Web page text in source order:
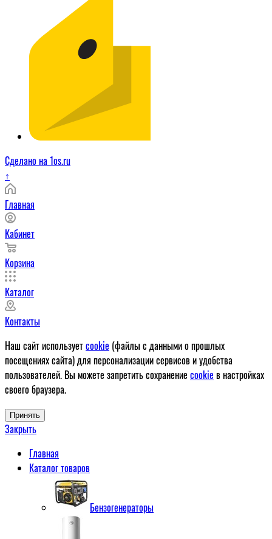
Сделано на 1os.ru
↑
Главная
Кабинет
Корзина
Каталог
Контакты
Наш сайт используетcookie (файлы с данными о прошлых
посещениях сайта) для персонализации сервисов и удобства
пользователей. Вы можете запретить сохранение cookie в настройках
своего браузера.
Принять
Закрыть
Главная
Каталог товаров
Бензогенераторы